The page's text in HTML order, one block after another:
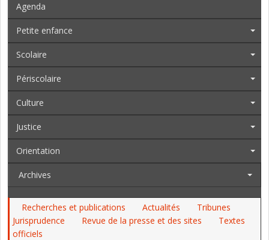
Agenda
Petite enfance
Scolaire
Périscolaire
Culture
Justice
Orientation
Archives
Recherches et publications Actualités
Tribunes
Jurisprudence
Revue de la presse et des sites
Textes
officiels